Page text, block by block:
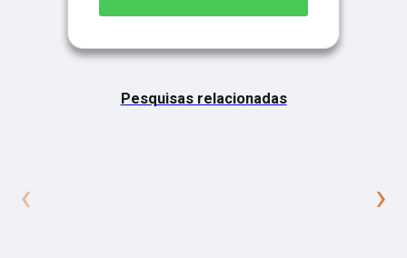
Pesquisas relacionadas
‹ ›